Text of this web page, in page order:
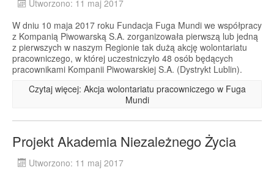
Utworzono: 11 maj 2017
W dniu 10 maja 2017 roku Fundacja Fuga Mundi we współpracy
z Kompanią Piwowarską S.A. zorganizowała pierwszą lub jedną
z pierwszych w naszym Regionie tak dużą akcję wolontariatu
pracowniczego, w której uczestniczyło 48 osób będących
pracownikami Kompanii Piwowarskiej S.A. (Dystrykt Lublin).
Czytaj więcej: Akcja wolontariatu pracowniczego w Fuga
Mundi
Projekt Akademia Niezależnego Życia
Utworzono: 11 maj 2017